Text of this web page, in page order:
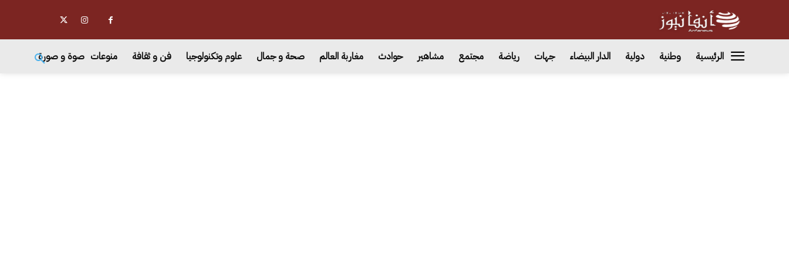
الرئيسية وطنية دولية الدار البيضاء جهات رياضة مجتمع مشاهير حوادث مغاربة العالم صحة و جمال علوم وتكنولوجيا فن و ثقافة منوعات صوة و صورة